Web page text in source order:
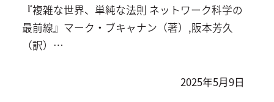
『複雑な世界、単純な法則 ネットワーク科学の
最前線』マーク・ブキャナン（著）,阪本芳久
（訳）
BlastRadiusに勤めていた時に書店で出会った一
2025年5月9日